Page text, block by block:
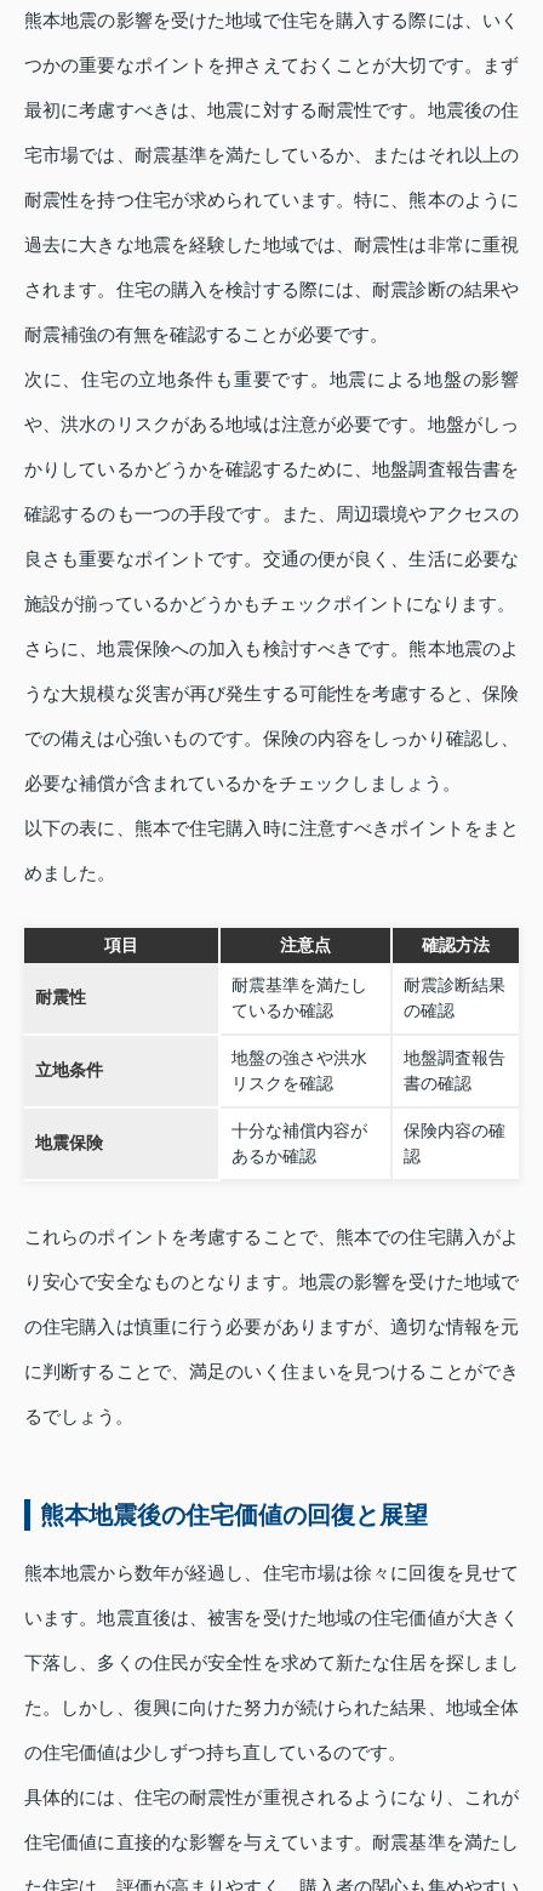
熊本地震の影響を受けた地域で住宅を購入する際には、いく
つかの重要なポイントを押さえておくことが大切です。まず
最初に考慮すべきは、地震に対する耐震性です。地震後の住
宅市場では、耐震基準を満たしているか、またはそれ以上の
耐震性を持つ住宅が求められています。特に、熊本のように
過去に大きな地震を経験した地域では、耐震性は非常に重視
されます。住宅の購入を検討する際には、耐震診断の結果や
耐震補強の有無を確認することが必要です。
次に、住宅の立地条件も重要です。地震による地盤の影響
や、洪水のリスクがある地域は注意が必要です。地盤がしっ
かりしているかどうかを確認するために、地盤調査報告書を
確認するのも一つの手段です。また、周辺環境やアクセスの
良さも重要なポイントです。交通の便が良く、生活に必要な
施設が揃っているかどうかもチェックポイントになります。
さらに、地震保険への加入も検討すべきです。熊本地震のよ
うな大規模な災害が再び発生する可能性を考慮すると、保険
での備えは心強いものです。保険の内容をしっかり確認し、
必要な補償が含まれているかをチェックしましょう。
以下の表に、熊本で住宅購入時に注意すべきポイントをまと
めました。
項目 注意点 確認方法
耐震性
耐震基準を満たし
ているか確認
耐震診断結果
の確認
立地条件
地盤の強さや洪水
リスクを確認
地盤調査報告
書の確認
地震保険
十分な補償内容が
あるか確認
保険内容の確
認
これらのポイントを考慮することで、熊本での住宅購入がよ
り安心で安全なものとなります。地震の影響を受けた地域で
の住宅購入は慎重に行う必要がありますが、適切な情報を元
に判断することで、満足のいく住まいを見つけることができ
るでしょう。
熊本地震後の住宅価値の回復と展望
熊本地震から数年が経過し、住宅市場は徐々に回復を見せて
います。地震直後は、被害を受けた地域の住宅価値が大きく
下落し、多くの住民が安全性を求めて新たな住居を探しまし
た。しかし、復興に向けた努力が続けられた結果、地域全体
の住宅価値は少しずつ持ち直しているのです。
具体的には、住宅の耐震性が重視されるようになり、これが
住宅価値に直接的な影響を与えています。耐震基準を満たし
た住宅は、評価が高まりやすく、購入者の関心も集めやすい